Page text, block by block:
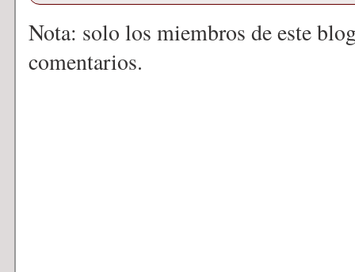
Nota: solo los miembros de este
comentarios.